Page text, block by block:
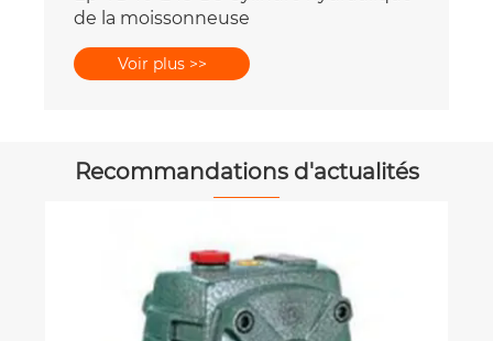
Recommandations d'actualités
À quelle fréquence devez-vous
entretenir un vérin hydraulique de
direction ?
Voir plus >>